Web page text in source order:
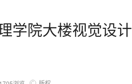
学院大楼视觉设计